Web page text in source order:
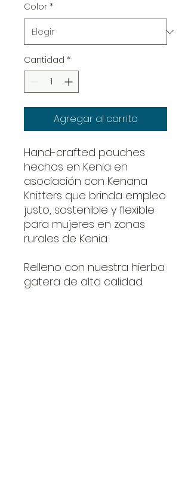
Color *
Cantidad *
Agregar al carrito
Hand-crafted pouches
hechos en Kenia en
asociación con Kenana
Knitters que brinda empleo
justo, sostenible y flexible
para mujeres en zonas
rurales de Kenia.
Relleno con nuestra hierba
gatera de alta calidad.